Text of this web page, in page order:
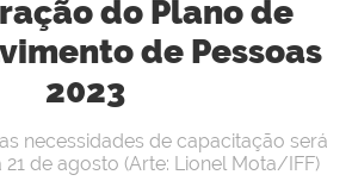
do Plano de
de Pessoas
2023
necessidades de capacitação será
de agosto (Arte: Lionel Mota/IFF)